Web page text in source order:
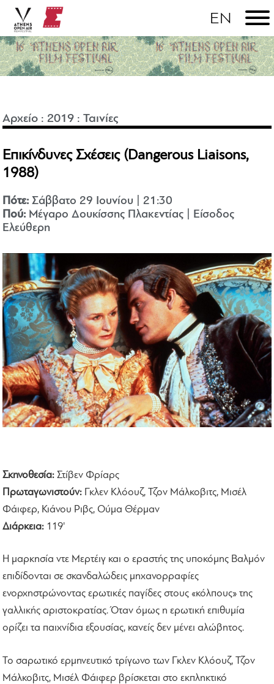
Αρχείο :2019 :Ταινίες
Επικίνδυνες Σχέσεις (Dangerous Liaisons,
1988)
Πότε: Σάββατο 29 Ιουνίου | 21:30
Πού: Μέγαρο Δουκίσσης Πλακεντίας | Είσοδος
Ελεύθερη
Σκηνοθεσία: Στίβεν Φρίαρς
Πρωταγωνιστούν: Γκλεν Κλόουζ, Τζον Μάλκοβιτς, Μισέλ
Φάιφερ, Κιάνου Ριβς, Ούμα Θέρμαν
Διάρκεια: 119'
Η μαρκησία ντε Μερτέιγ και ο εραστής της υποκόμης Βαλμόν
επιδίδονται σε σκανδαλώδεις μηχανορραφίες
ενορχηστρώνοντας ερωτικές παγίδες στους «κόλπους» της
γαλλικής αριστοκρατίας. Όταν όμως η ερωτική επιθυμία
ορίζει τα παιχνίδια εξουσίας, κανείς δεν μένει αλώβητος.
Το σαρωτικό ερμηνευτικό τρίγωνο των Γκλεν Κλόουζ, Τζον
Μάλκοβιτς, Μισέλ Φάιφερ βρίσκεται στο εκπληκτικό